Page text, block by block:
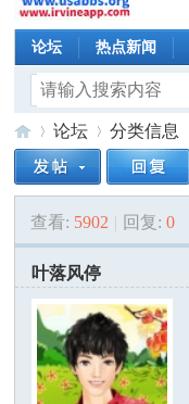
论坛 热点新闻
美»
论坛
›
分类信息
查看: 5902 | 回复: 0
叶落风停